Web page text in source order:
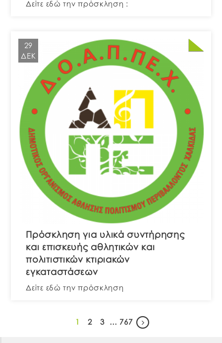
Δείτε εδώ την πρόσκληση :
29
ΔΕΚ
Πρόσκληση για υλικά συντήρησης
και επισκευής αθλητικών και
πολιτιστικών κτιριακών
εγκαταστάσεων
Δείτε εδώ την πρόσκληση
1 2 3 … 767